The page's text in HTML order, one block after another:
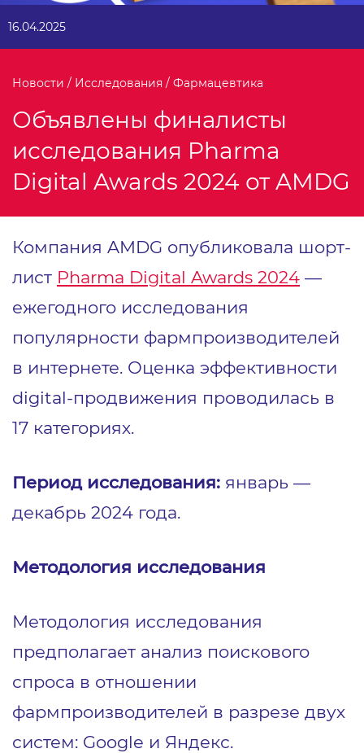
16.04.2025
Новости / Исследования / Фармацевтика
Объявлены финалисты
исследования Pharma
Digital Awards 2024 от AMDG
Компания AMDG опубликовала шорт-
лист Pharma Digital Awards 2024 —
ежегодного исследования
популярности фармпроизводителей
в интернете. Оценка эффективности
digital-продвижения проводилась в
17 категориях.
Период исследования: январь —
декабрь 2024 года.
Методология исследования
Методология исследования
предполагает анализ поискового
спроса в отношении
фармпроизводителей в разрезе двух
систем: Google и Яндекс.